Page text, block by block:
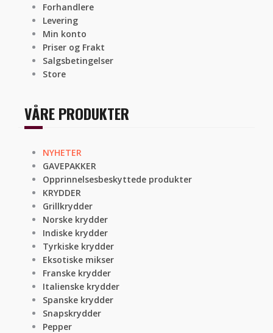
Forhandlere
Levering
Min konto
Priser og Frakt
Salgsbetingelser
Store
VÅRE PRODUKTER
NYHETER
GAVEPAKKER
Opprinnelsesbeskyttede produkter
KRYDDER
Grillkrydder
Norske krydder
Indiske krydder
Tyrkiske krydder
Eksotiske mikser
Franske krydder
Italienske krydder
Spanske krydder
Snapskrydder
Pepper